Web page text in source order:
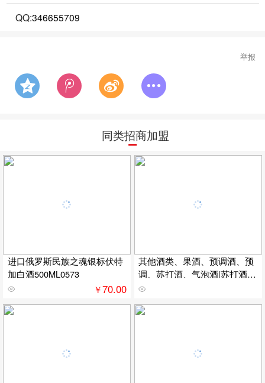
QQ:346655709
举报
同类招商加盟
进口俄罗斯民族之魂银标伏特
加白酒500ML0573
￥70.00
其他酒类、果酒、预调酒、预
调、苏打酒、气泡酒|苏打酒批
发|酒吧专用、预调酒批发、夜